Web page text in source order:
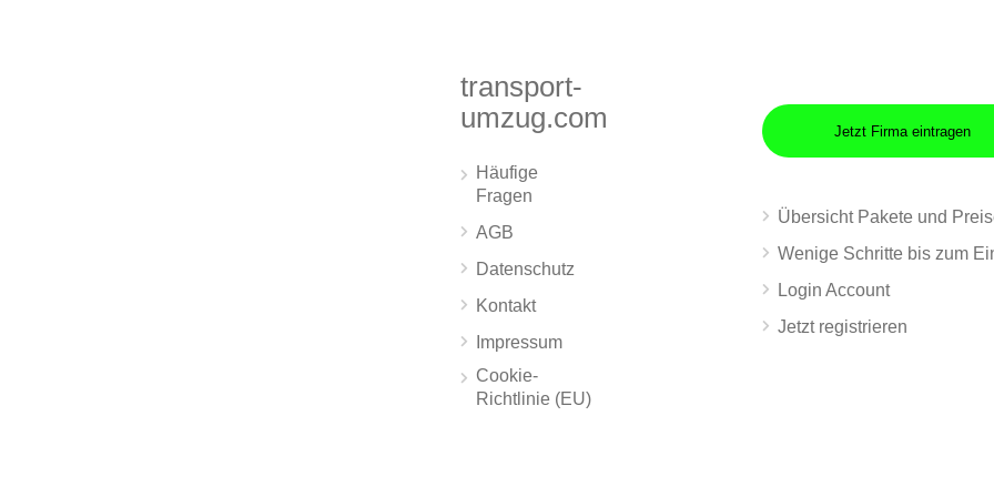
transport-
umzug.com
Häufige
Fragen
AGB
Datenschutz
Kontakt
Impressum
Cookie-
Richtlinie (EU)
Jetzt Firma eintragen
Übersicht Pakete und
Wenige Schritte bis zum
Login Account
Jetzt registrieren